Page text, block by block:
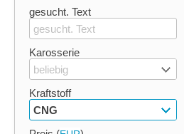
gesucht. Text
Karosserie
beliebig
Kraftstoff
CNG